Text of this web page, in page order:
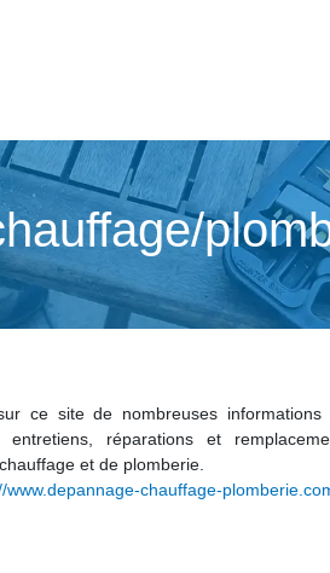
ce site de nombreuses informations
entretiens, réparations et
et de plomberie.
www.depannage-chauffage-